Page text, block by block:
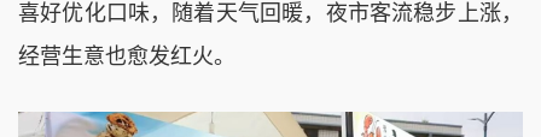
喜好优化口味，随着天气回暖，夜市客流稳步上涨，
经营生意也愈发红火。